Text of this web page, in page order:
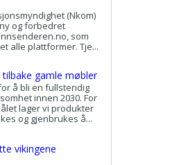
(Nkom)
og forbedret
som
alle plattformer. Tje...
tilbake gamle møbler
å bli en fullstendig
innen 2030. For
lager vi produkter
og gjenbrukes å...
vikingene